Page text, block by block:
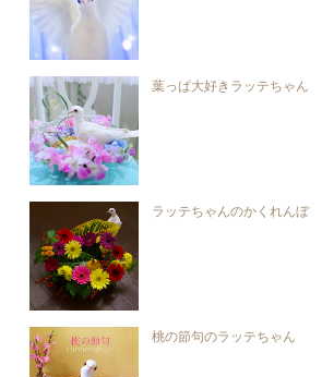
葉っぱ大好きラッテちゃん
ラッテちゃんのかくれんぼ
桃の節句のラッテちゃん